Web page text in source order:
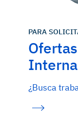
PARA
¿Busca